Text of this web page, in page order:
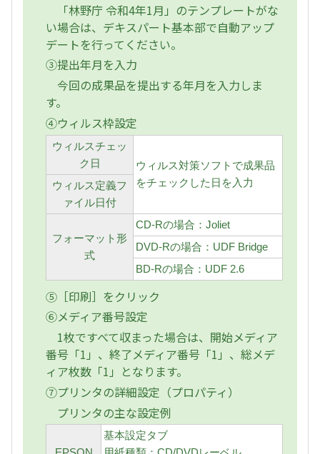
「林野庁 令和4年1月」のテンプレートがな
い場合は、デキスパート基本部で自動アップ
デートを行ってください。
③提出年月を入力
今回の成果品を提出する年月を入力しま
す。
④ウィルス枠設定
ウィルスチェッ
ク日
ウィルス対策ソフトで成果品
をチェックした日を入力
ウィルス定義フ
ァイル日付
フォーマット形
式
CD-Rの場合：Joliet
DVD-Rの場合：UDF Bridge
BD-Rの場合：UDF 2.6
⑤［印刷］をクリック
⑥メディア番号設定
1枚ですべて収まった場合は、開始メディア
番号「1」、終了メディア番号「1」、総メデ
ィア枚数「1」となります。
⑦プリンタの詳細設定（プロパティ）
プリンタの主な設定例
基本設定タブ